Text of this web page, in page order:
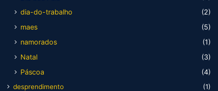
dia-do-trabalho
(2)
maes
(5)
namorados
(1)
Natal
(3)
Páscoa
(4)
desprendimento
(1)